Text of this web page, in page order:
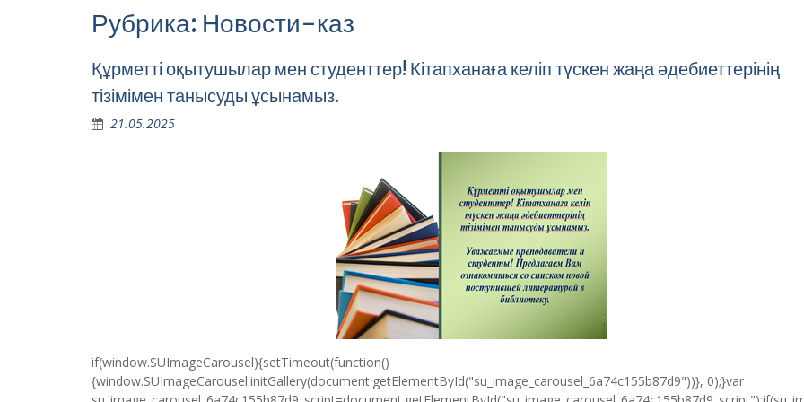
Рубрика: Новости-каз
Құрметті оқытушылар мен студенттер! Кітапханаға келіп түскен жаңа әдебиеттерінің
тізімімен танысуды ұсынамыз.
21.05.2025
if(window.SUImageCarousel){setTimeout(function()
{window.SUImageCarousel.initGallery(document.getElementById("su_image_carousel_6a74c155b87d9"))}, 0);}var